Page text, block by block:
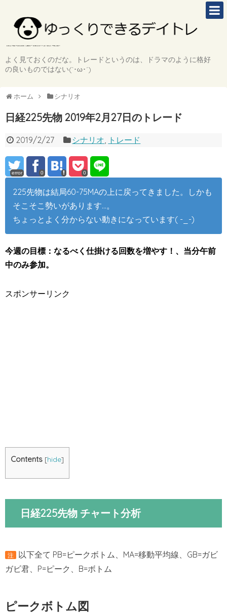
よく見ておくのだな。トレードというのは、ドラマのように格好
の良いものではない(`･ω･´)
ホーム シナリオ
日経225先物 2019年2月27日のトレード
2019/2/27 シナリオ トレード
error 0 0
225先物は結局60-75MAの上に戻ってきました。しかも
そこそこ勢いがあります…。
ちょっとよく分からない動きになっています( -_-)
今週の目標：なるべく仕掛ける回数を増やす！、当分午前
中のみ参加。
スポンサーリンク
Contents [hide]
日経225先物 チャート分析
注
以下全て PB=ピークボトム、MA=移動平均線、GB=ガビ
ガビ君、P=ピーク、B=ボトム
ピークボトム図